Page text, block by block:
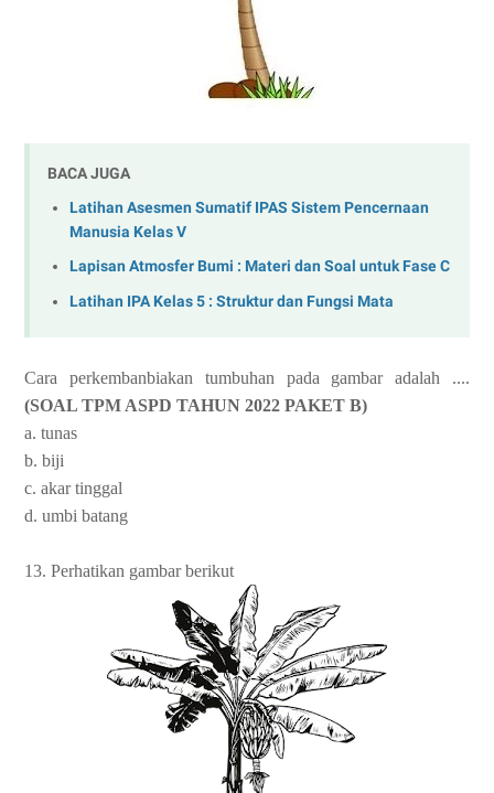
BACA JUGA
Latihan Asesmen Sumatif IPAS Sistem Pencernaan
Manusia Kelas V
Lapisan Atmosfer Bumi : Materi dan Soal untuk Fase C
Latihan IPA Kelas 5 : Struktur dan Fungsi Mata
Cara perkembanbiakan tumbuhan pada gambar adalah ....
(SOAL TPM ASPD TAHUN 2022 PAKET B)
a. tunas
b. biji
c. akar tinggal
d. umbi batang
13. Perhatikan gambar berikut